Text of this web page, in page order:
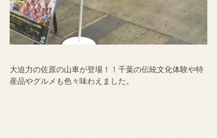
大迫力の佐原の山車が登場！！千葉の伝統文化体験や特
産品やグルメも色々味わえました。